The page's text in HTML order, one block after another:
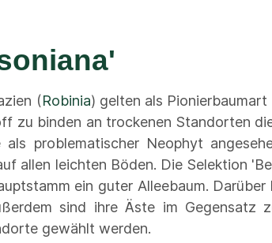
(Robinia) gelten als
zu binden an trockenen Standorten
als problematischer Neophyt
allen leichten Böden. Die Selektion
ein guter Alleebaum.
sind ihre Äste im Gegensatz
gewählt werden.